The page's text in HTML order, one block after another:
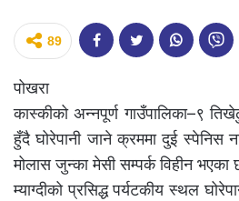
89
पोखरा
कास्कीको अन्नपूर्ण गाउँपालिका–९
हुँदै घोरेपानी जाने क्रममा दुई स्पेनिस
मोलास जुन्का मेसी सम्पर्क विहीन भएका
म्याग्दीको प्रसिद्ध पर्यटकीय स्थल